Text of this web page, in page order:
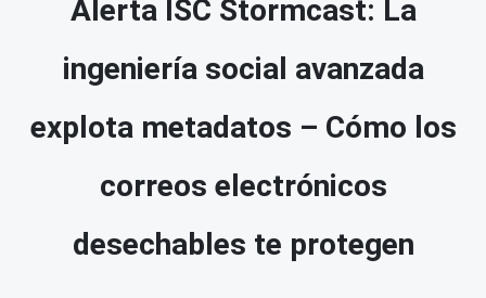
Alerta ISC Stormcast: La
ingeniería social avanzada
explota metadatos – Cómo los
correos electrónicos
desechables te protegen